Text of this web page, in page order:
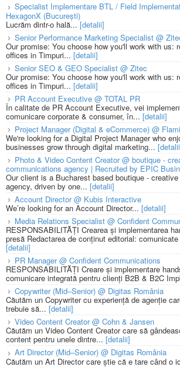
Specialist Implementare BTL / Field
HexagonX (București)
Lucrăm dintr-o hală...[detalii]
Senior Performance Marketing Specialist @
Our promise: You choose how you'll work with us:
offices in Timpuri... [detalii]
Senior SEO & GEO Specialist @ Zitec
Our promise: You choose how you'll work with us:
offices in Timpuri... [detalii]
PR Account Executive @ TOTAL PR
În calitate de PR Account Executive, vei
comunicare corporate & consumer, în... [detalii]
Project Manager (Digital & eCommerce) @
We're looking for a Digital Project Manager who
businesses grow through digital marketing...
Photo & Video Content Creator @ boutique -
communications agency | Recruited by EPIC
Our client is a Bucharest based boutique -
agency, driven by one... [detalii]
Account Director @ Kubis Interactive
We’re looking for an Account Director... [detalii]
Media Relations Specialist @ Confident
RESPONSABILITĂȚI Crearea și implementarea
presă Redactarea de conținut editorial:
[detalii]
PR Manager @ Confident Communications
RESPONSABILITĂȚI Creare și implementare
comunicare integrată pentru clienți B2B & B2C
Copywriter (Mid–Senior) @ Digitas România
Căutăm un Copywriter cu experiență de agenție
trebuie să... [detalii]
Video Content Creator @ Cohn & Jansen
Căutăm un Video Content Creator care să
content pentru unele dintre... [detalii]
Art Director (Mid–Senior) @ Digitas România
Căutăm un Art Director care știe că e tare când o